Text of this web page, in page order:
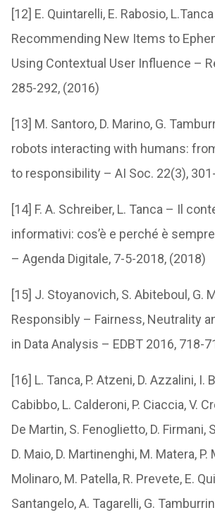
[12] E. Quintarelli, E. Rabosio,
Recommending New Items to
Using Contextual User Influence –
285-292, (2016)
[13] M. Santoro, D. Marino, G.
robots interacting with humans:
to responsibility – AI Soc. 22(3),
[14] F. A. Schreiber, L. Tanca – Il
informativi: cos’è e perché è
– Agenda Digitale, 7-5-2018, (2018)
[15] J. Stoyanovich, S. Abiteboul, G.
Responsibly – Fairness, Neutrality
in Data Analysis – EDBT 2016, 718-
[16] L. Tanca, P. Atzeni, D. Azzalini, I.
Cabibbo, L. Calderoni, P. Ciaccia, V.
De Martin, S. Fenoglietto, D. Firmani,
D. Maio, D. Martinenghi, M. Matera, P.
Molinaro, M. Patella, R. Prevete, E.
Santangelo, A. Tagarelli, G.